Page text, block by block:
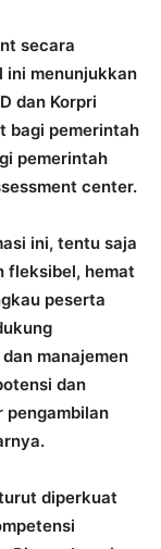
secara
ini menunjukkan
dan Korpri
bagi pemerintah
pemerintah
center.
ini, tentu saja
fleksibel, hemat
peserta
manajemen
dan
pengambilan
diperkuat